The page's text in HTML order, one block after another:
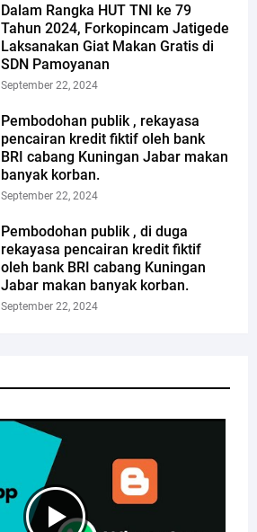
Dalam Rangka HUT TNI ke 79
Tahun 2024, Forkopincam Jatigede
Laksanakan Giat Makan Gratis di
SDN Pamoyanan
September 22, 2024
Pembodohan publik , rekayasa
pencairan kredit fiktif oleh bank
BRI cabang Kuningan Jabar makan
banyak korban.
September 22, 2024
Pembodohan publik , di duga
rekayasa pencairan kredit fiktif
oleh bank BRI cabang Kuningan
Jabar makan banyak korban.
September 22, 2024